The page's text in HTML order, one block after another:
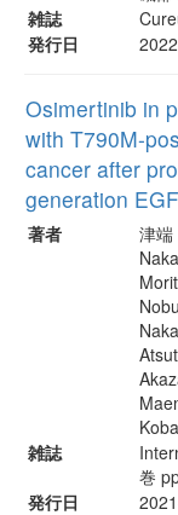
雑誌
発行日
Osimertinib in
with T790M-
cancer after
generation
著者
津端
雑誌
巻
発行日